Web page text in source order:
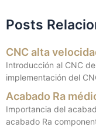
Posts
CNC alta
Introducción al CNC
implementación del
Acabado Ra
Importancia del
acabado Ra